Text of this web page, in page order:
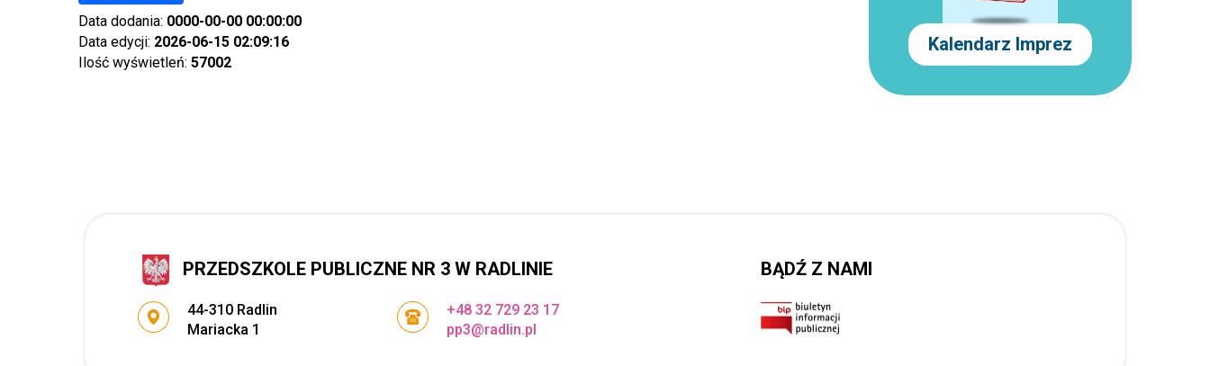
Data dodania: 0000-00-00 00:00:00
Data edycji: 2026-06-15 02:09:16
Ilość wyświetleń: 57002
Kalendarz Imprez
PRZEDSZKOLE PUBLICZNE NR 3 W RADLINIE
Adres pocztowy:
44-310 Radlin
Mariacka 1
+48 32 729 23 17
pp3@radlin.pl
BĄDŹ Z NAMI